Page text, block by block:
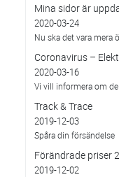
Mina sidor är
2020-03-24
Nu ska det vara mera
Coronavirus –
2020-03-16
Vi vill informera om
Track & Trace
2019-12-03
Spåra din försändelse
Förändrade priser
2019-12-02